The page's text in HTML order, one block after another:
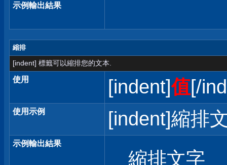
示例輸出結果
縮排
[indent] 標籤可以縮排您的文本.
使用 [indent]值[/
使用示例 [indent]縮排
示例輸出結果
縮排文字